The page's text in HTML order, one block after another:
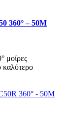
– 50M
μοίρες
καλύτερο